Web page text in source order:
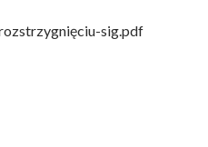
sig.pdf